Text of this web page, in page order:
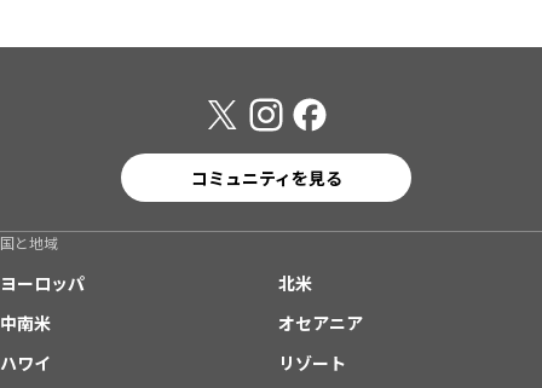
コミュニティを見る
国と地域
ヨーロッパ
北米
中南米
オセアニア
ハワイ
リゾート